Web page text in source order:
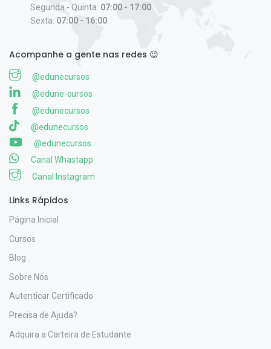
Segunda - Quinta: 07:00 - 17:00
Sexta: 07:00 - 16:00
Acompanhe a gente nas redes 😉
@edunecursos
@edune-cursos
@edunecursos
@edunecursos
@edunecursos
Canal Whastapp
Canal Instagram
Links Rápidos
Página Inicial
Cursos
Blog
Sobre Nós
Autenticar Certificado
Precisa de Ajuda?
Adquira a Carteira de Estudante